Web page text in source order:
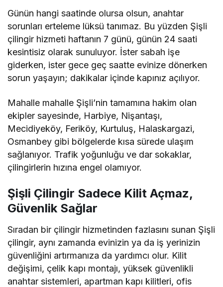
Günün hangi saatinde olursa olsun, anahtar
sorunları erteleme lüksü tanımaz. Bu yüzden Şişli
çilingir hizmeti haftanın 7 günü, günün 24 saati
kesintisiz olarak sunuluyor. İster sabah işe
giderken, ister gece geç saatte evinize dönerken
sorun yaşayın; dakikalar içinde kapınız açılıyor.
Mahalle mahalle Şişli’nin tamamına hakim olan
ekipler sayesinde, Harbiye, Nişantaşı,
Mecidiyeköy, Feriköy, Kurtuluş, Halaskargazi,
Osmanbey gibi bölgelerde kısa sürede ulaşım
sağlanıyor. Trafik yoğunluğu ve dar sokaklar,
çilingirlerin hızına engel olamıyor.
Şişli Çilingir Sadece Kilit Açmaz,
Güvenlik Sağlar
Sıradan bir çilingir hizmetinden fazlasını sunan Şişli
çilingir, aynı zamanda evinizin ya da iş yerinizin
güvenliğini artırmanıza da yardımcı olur. Kilit
değişimi, çelik kapı montajı, yüksek güvenlikli
anahtar sistemleri, apartman kapı kilitleri, ofis